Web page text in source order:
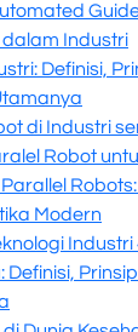
Industri
Definisi,
di Industri
Robot
Modern
Industri
Definisi,